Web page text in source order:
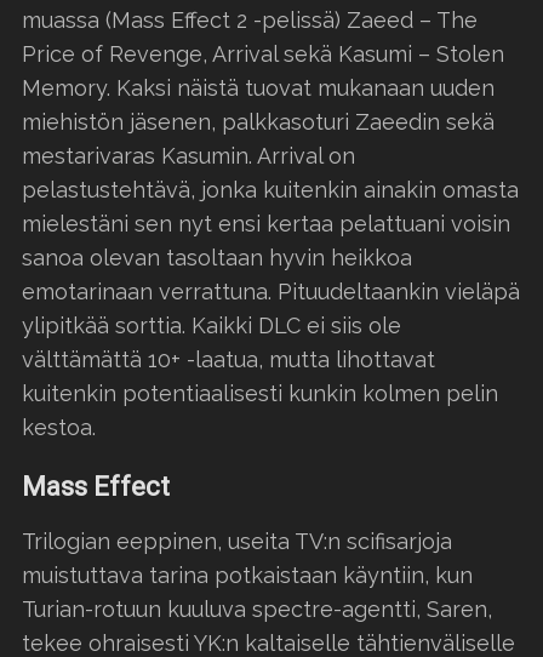
muassa (Mass Effect 2 -pelissä) Zaeed – The
Price of Revenge, Arrival sekä Kasumi – Stolen
Memory. Kaksi näistä tuovat mukanaan uuden
miehistön jäsenen, palkkasoturi Zaeedin sekä
mestarivaras Kasumin. Arrival on
pelastustehtävä, jonka kuitenkin ainakin omasta
mielestäni sen nyt ensi kertaa pelattuani voisin
sanoa olevan tasoltaan hyvin heikkoa
emotarinaan verrattuna. Pituudeltaankin vieläpä
ylipitkää sorttia. Kaikki DLC ei siis ole
välttämättä 10+ -laatua, mutta lihottavat
kuitenkin potentiaalisesti kunkin kolmen pelin
kestoa.
Mass Effect
Trilogian eeppinen, useita TV:n scifisarjoja
muistuttava tarina potkaistaan käyntiin, kun
Turian-rotuun kuuluva spectre-agentti, Saren,
tekee ohraisesti YK:n kaltaiselle tähtienväliselle